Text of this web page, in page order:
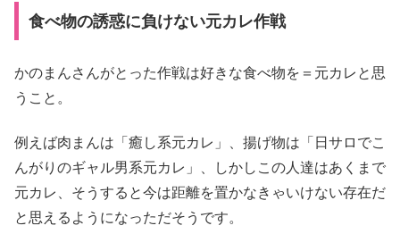
食べ物の誘惑に負けない元カレ作戦
かのまんさんがとった作戦は好きな食べ物を＝元カレと思
うこと。
例えば肉まんは「癒し系元カレ」、揚げ物は「日サロでこ
んがりのギャル男系元カレ」、しかしこの人達はあくまで
元カレ、そうすると今は距離を置かなきゃいけない存在だ
と思えるようになっただそうです。